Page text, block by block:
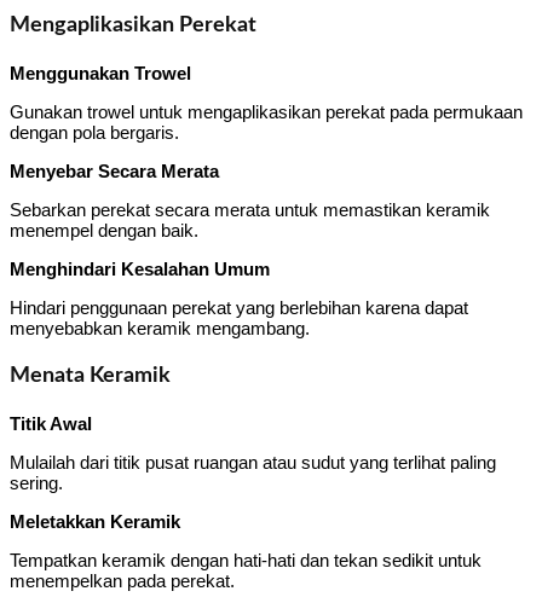
Mengaplikasikan Perekat
Menggunakan Trowel
Gunakan trowel untuk mengaplikasikan perekat pada permukaan
dengan pola bergaris.
Menyebar Secara Merata
Sebarkan perekat secara merata untuk memastikan keramik
menempel dengan baik.
Menghindari Kesalahan Umum
Hindari penggunaan perekat yang berlebihan karena dapat
menyebabkan keramik mengambang.
Menata Keramik
Titik Awal
Mulailah dari titik pusat ruangan atau sudut yang terlihat paling
sering.
Meletakkan Keramik
Tempatkan keramik dengan hati-hati dan tekan sedikit untuk
menempelkan pada perekat.